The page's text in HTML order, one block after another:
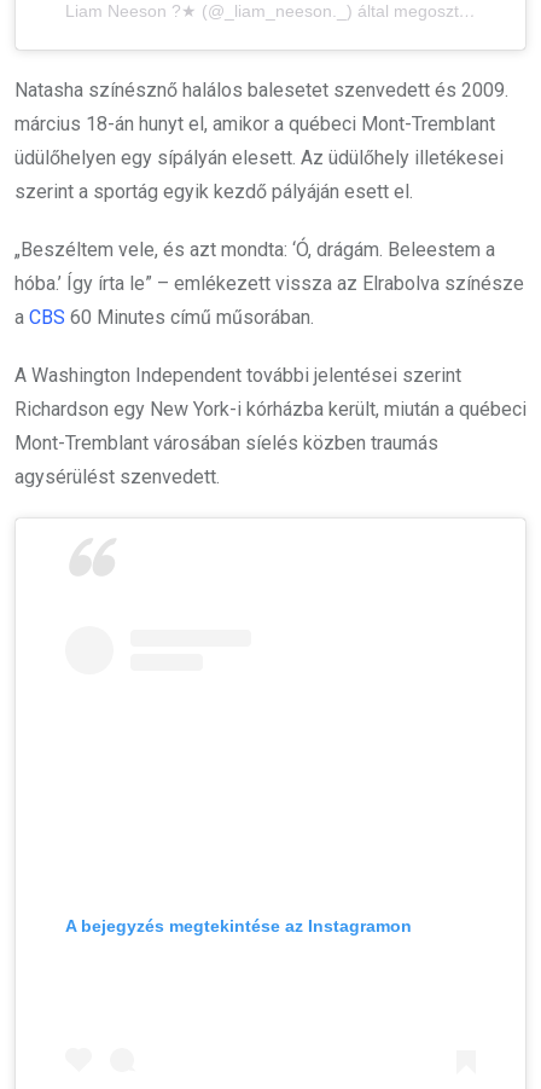
Liam Neeson ?★ (@_liam_neeson._) által megosztott bejegyzés
Natasha színésznő halálos balesetet szenvedett és 2009.
március 18-án hunyt el, amikor a québeci Mont-Tremblant
üdülőhelyen egy sípályán elesett. Az üdülőhely illetékesei
szerint a sportág egyik kezdő pályáján esett el.
„Beszéltem vele, és azt mondta: ‘Ó, drágám. Beleestem a
hóba.’ Így írta le” – emlékezett vissza az Elrabolva színésze
a CBS 60 Minutes című műsorában.
A Washington Independent további jelentései szerint
Richardson egy New York-i kórházba került, miután a québeci
Mont-Tremblant városában síelés közben traumás
agysérülést szenvedett.
A bejegyzés megtekintése az Instagramon